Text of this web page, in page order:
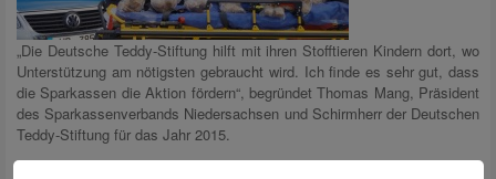
„Die Deutsche Teddy-Stiftung hilft mit ihren Stofftieren Kindern dort, wo
Unterstützung am nötigsten gebraucht wird. Ich finde es sehr gut, dass
die Sparkassen die Aktion fördern“, begründet Thomas Mang, Präsident
des Sparkassenverbands Niedersachsen und Schirmherr der Deutschen
Teddy-Stiftung für das Jahr 2015.